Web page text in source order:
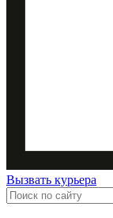
Вызвать курьера